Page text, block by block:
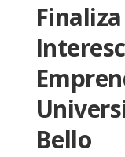
Bello